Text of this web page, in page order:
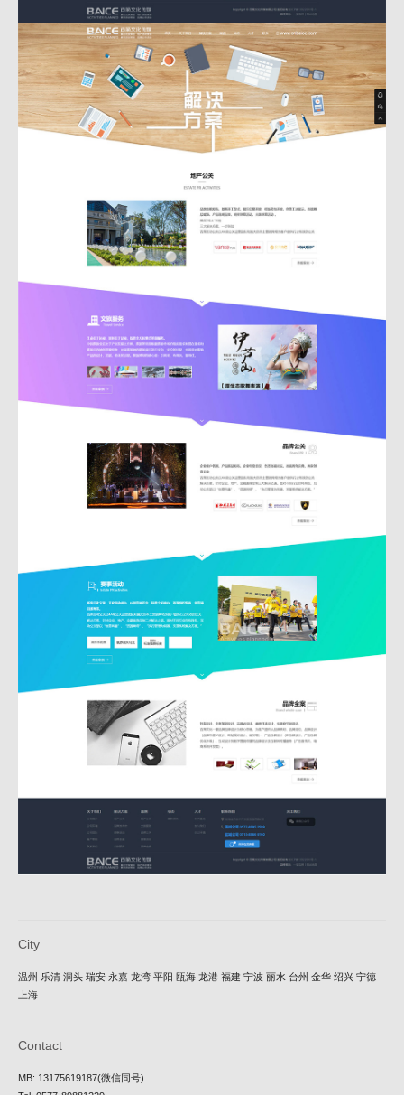
City
温州 乐清 洞头 瑞安 永嘉 龙湾 平阳 瓯海 龙港 福建 宁波 丽水 台州 金华 绍兴 宁德
上海
Contact
MB: 13175619187(微信同号)